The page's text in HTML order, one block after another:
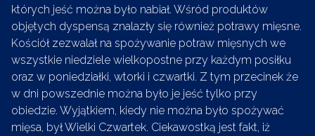
których jeść można było nabiał. Wśród produktów
objętych dyspensą znalazły się również potrawy mięsne.
Kościół zezwalał na spożywanie potraw mięsnych we
wszystkie niedziele wielkopostne przy każdym posiłku
oraz w poniedziałki, wtorki i czwartki. Z tym przecinek że
w dni powszednie można było je jeść tylko przy
obiedzie. Wyjątkiem, kiedy nie można było spożywać
mięsa, był Wielki Czwartek. Ciekawostką jest fakt, iż